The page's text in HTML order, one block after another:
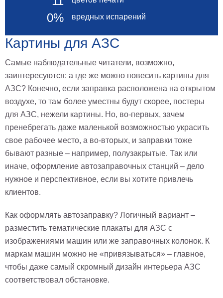
ванную
Времена
года
В
кухню
В
гостинную
Части
света
Посмотреть
все
темы
Картины
Пейзаж
В
гостиную
Горы
Женщины
В
0% вредных испарений
Картины для АЗС
Самые наблюдательные читатели, возможно,
заинтересуются: а где же можно повесить картины для
АЗС? Конечно, если заправка расположена на открытом
воздухе, то там более уместны будут скорее, постеры
для АЗС, нежели картины. Но, во-первых, зачем
пренебрегать даже маленькой возможностью украсить
свое рабочее место, а во-вторых, и заправки тоже
бывают разные – например, полузакрытые. Так или
иначе, оформление автозаправочных станций – дело
нужное и перспективное, если вы хотите привлечь
клиентов.
Как оформлять автозаправку? Логичный вариант –
разместить тематические плакаты для АЗС с
изображениями машин или же заправочных колонок. К
маркам машин можно не «привязываться» – главное,
чтобы даже самый скромный дизайн интерьера АЗС
соответствовал обстановке.